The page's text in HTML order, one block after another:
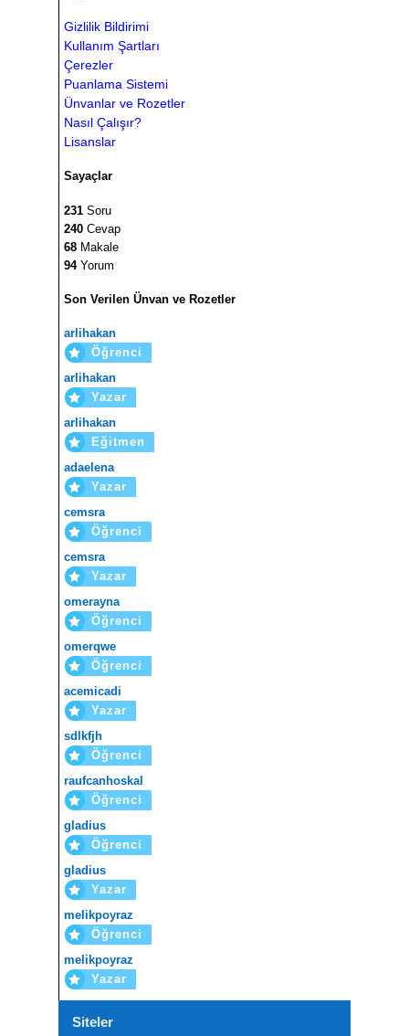
Gizlilik Bildirimi
Kullanım Şartları
Çerezler
Puanlama Sistemi
Ünvanlar ve Rozetler
Nasıl Çalışır?
Lisanslar
Sayaçlar
231 Soru
240 Cevap
68 Makale
94Yorum
Son Verilen Ünvan ve Rozetler
arlihakan
Öğrenci
arlihakan
Yazar
arlihakan
Eğitmen
adaelena
Yazar
cemsra
Öğrenci
cemsra
Yazar
omerayna
Öğrenci
omerqwe
Öğrenci
acemicadi
Yazar
sdlkfjh
Öğrenci
raufcanhoskal
Öğrenci
gladius
Öğrenci
gladius
Yazar
melikpoyraz
Öğrenci
melikpoyraz
Yazar
Siteler